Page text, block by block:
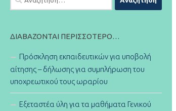
για:
ΔΙΑΒΆΖΟΝΤΑΙ ΠΕΡΙΣΣΌΤΕΡΟ…
Πρόσκληση εκπαιδευτικών για υποβολή
αίτησης – δήλωσης για συμπλήρωση του
υποχρεωτικού τους ωραρίου
Εξεταστέα ύλη για τα μαθήματα Γενικού